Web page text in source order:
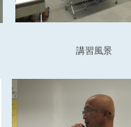
講習風景